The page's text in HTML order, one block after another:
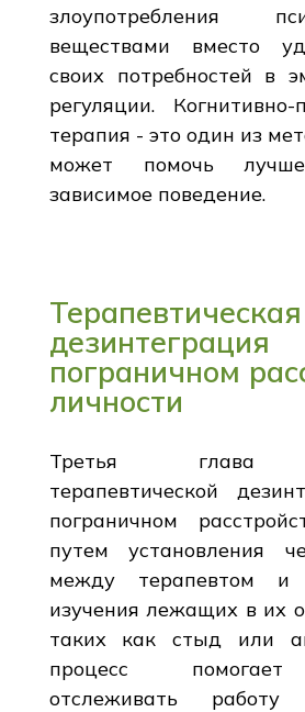
злоупотребления
веществами вместо
своих потребностей в
регуляции. Когнитивно-
терапия - это один из
может помочь
зависимое поведение.
Терапевтическая
пограничном
личности
Третья глава
терапевтической
пограничном
путем установления
между терапевтом и
изучения лежащих в их
таких как стыд или
процесс
отслеживать работу